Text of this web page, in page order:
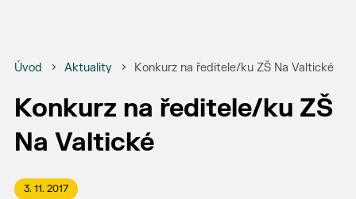
Úvod Aktuality Konkurz na ředitele/ku ZŠ Na Valtické
Konkurz na ředitele/ku ZŠ
Na Valtické
3. 11. 2017